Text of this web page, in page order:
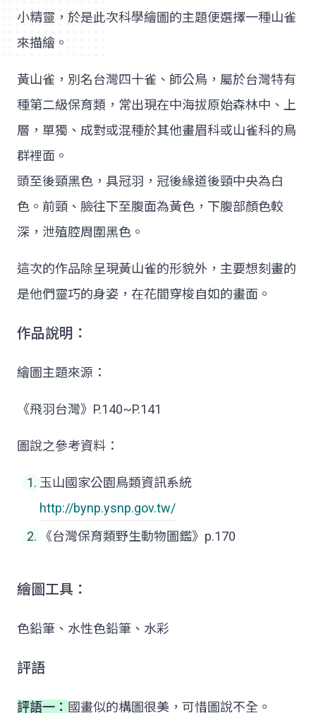
小精靈，於是此次科學繪圖的主題便選擇一種山雀
來描繪。
黃山雀，別名台灣四十雀、師公鳥，屬於台灣特有
種第二級保育類，常出現在中海拔原始森林中、上
層，單獨、成對或混種於其他畫眉科或山雀科的鳥
群裡面。
頭至後頸黑色，具冠羽，冠後緣道後頸中央為白
色。前頸、臉往下至腹面為黃色，下腹部顏色較
深，泄殖腔周圍黑色。
這次的作品除呈現黃山雀的形貌外，主要想刻畫的
是他們靈巧的身姿，在花間穿梭自如的畫面。
作品說明：
繪圖主題來源：
《飛羽台灣》P.140~P.141
圖說之參考資料：
玉山國家公園鳥類資訊系統
http://bynp.ysnp.gov.tw/
《台灣保育類野生動物圖鑑》p.170
繪圖工具：
色鉛筆、水性色鉛筆、水彩
評語
評語一： 國畫似的構圖很美，可惜圖說不全。